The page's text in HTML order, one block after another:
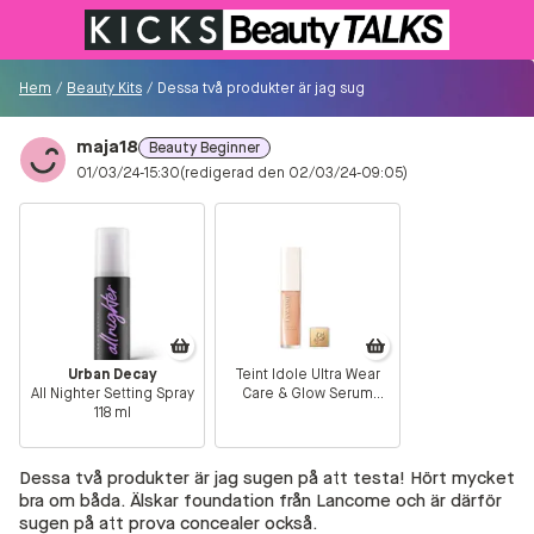
Till KICKS.se
Besökare
Logga in/Registrera
Sök i communityt...
👋Är du ny på Communityt?
Hem
Hem / Beauty Kits / Dessa två produkter är jag sugen på att testa! Hört
maja18
Beauty Beginner
01/03/24-15:30(redigerad den 02/03/24-09:05)
Urban Decay
All Nighter Setting Spray
118 ml
Teint Idole Ultra Wear
Care & Glow Serum
Dessa två produkter är jag sugen på att testa! Hört mycket
bra om båda. Älskar foundation från Lancome och är därför
sugen på att prova concealer också.